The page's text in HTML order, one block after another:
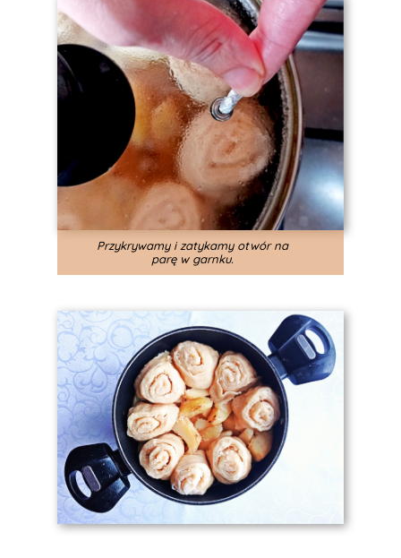
Przykrywamy i zatykamy otwór na
parę w garnku.